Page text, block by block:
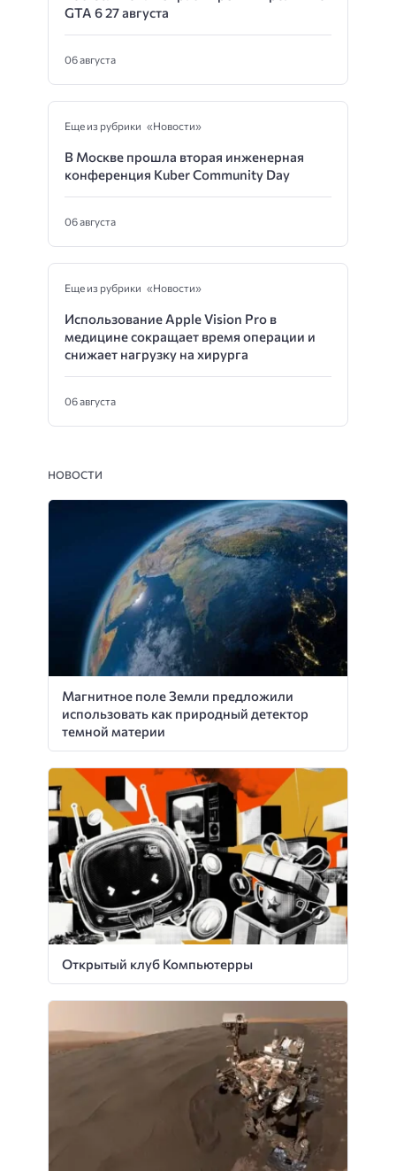
GTA 6 27 августа
06 августа
Еще из рубрики «Новости»
В Москве прошла вторая инженерная
конференция Kuber Community Day
06 августа
Еще из рубрики «Новости»
Использование Apple Vision Pro в
медицине сокращает время операции и
снижает нагрузку на хирурга
06 августа
НОВОСТИ
Магнитное поле Земли предложили
использовать как природный детектор
темной материи
Открытый клуб Компьютерры